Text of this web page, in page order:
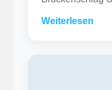
Weiterlesen